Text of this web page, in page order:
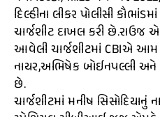
દિલ્હીના લીકર પોલીસી
ચાર્જશીટ દાખલ કરી છે.રાઉજ
આવેલી ચાર્જશીટમાં CBIએ આમ
નાયર,અભિષેક બોઈનપલ્લી અને
છે.
ચાર્જશીટમાં મનીષ સિસોદિયાનું